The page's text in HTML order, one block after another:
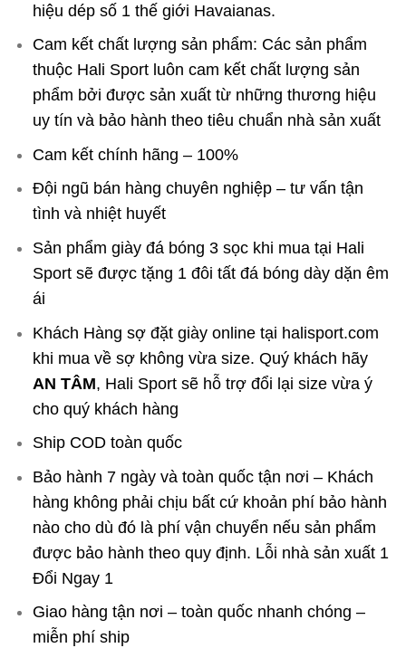
hiệu dép số 1 thế giới Havaianas.
Cam kết chất lượng sản phẩm: Các sản phẩm
thuộc Hali Sport luôn cam kết chất lượng sản
phẩm bởi được sản xuất từ những thương hiệu
uy tín và bảo hành theo tiêu chuẩn nhà sản xuất
Cam kết chính hãng – 100%
Đội ngũ bán hàng chuyên nghiệp – tư vấn tận
tình và nhiệt huyết
Sản phẩm giày đá bóng 3 sọc khi mua tại Hali
Sport sẽ được tặng 1 đôi tất đá bóng dày dặn êm
ái
Khách Hàng sợ đặt giày online tại halisport.com
khi mua về sợ không vừa size. Quý khách hãy
AN TÂM, Hali Sport sẽ hỗ trợ đổi lại size vừa ý
cho quý khách hàng
Ship COD toàn quốc
Bảo hành 7 ngày và toàn quốc tận nơi – Khách
hàng không phải chịu bất cứ khoản phí bảo hành
nào cho dù đó là phí vận chuyển nếu sản phẩm
được bảo hành theo quy định. Lỗi nhà sản xuất 1
Đổi Ngay 1
Giao hàng tận nơi – toàn quốc nhanh chóng –
miễn phí ship